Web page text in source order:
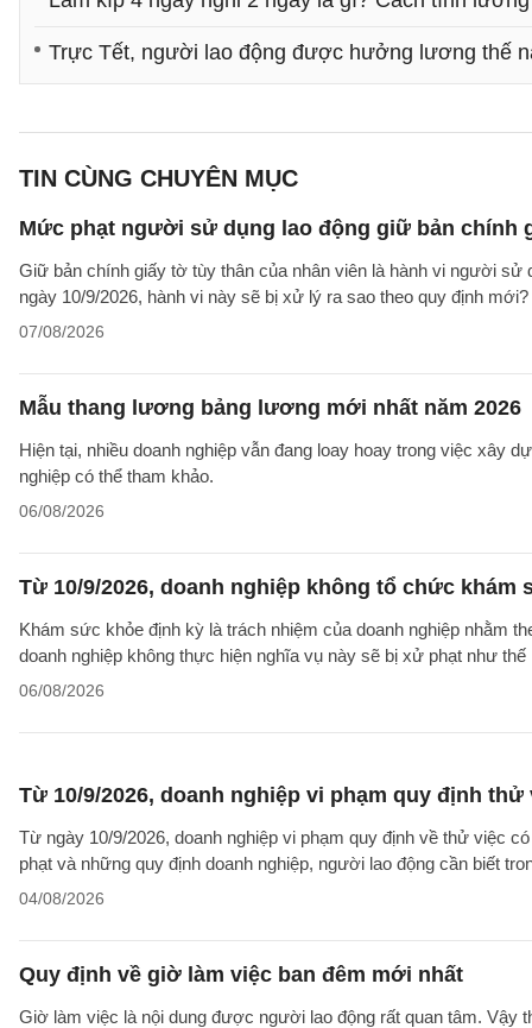
Trực Tết, người lao động được hưởng lương thế
TIN CÙNG CHUYÊN MỤC
Mức phạt người sử dụng lao động giữ bản chính
Giữ bản chính giấy tờ tùy thân của nhân viên là hành vi người
ngày 10/9/2026, hành vi này sẽ bị xử lý ra sao theo quy định mới?
07/08/2026
Mẫu thang lương bảng lương mới nhất năm 2026
Hiện tại, nhiều doanh nghiệp vẫn đang loay hoay trong việc xây
nghiệp có thể tham khảo.
06/08/2026
Từ 10/9/2026, doanh nghiệp không tổ chức
Khám sức khỏe định kỳ là trách nhiệm của doanh nghiệp nhằm
doanh nghiệp không thực hiện nghĩa vụ này sẽ bị xử phạt như thế
06/08/2026
Từ 10/9/2026, doanh nghiệp vi phạm quy định
Từ ngày 10/9/2026, doanh nghiệp vi phạm quy định về thử việc
phạt và những quy định doanh nghiệp, người lao động cần biết
04/08/2026
Quy định về giờ làm việc ban đêm mới nhất
Giờ làm việc là nội dung được người lao động rất quan tâm. Vậy